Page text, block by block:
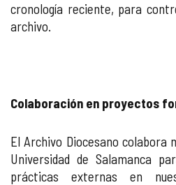
cronología reciente, para
archivo.
Colaboración en proyectos
El Archivo Diocesano colabora
Universidad de Salamanca
prácticas externas en